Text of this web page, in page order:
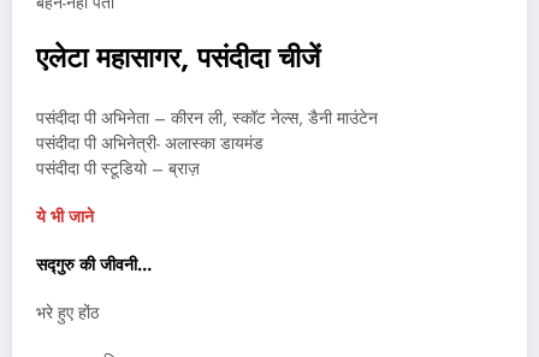
एलेटा महासागर, पसंदीदा चीजें
पसंदीदा पी अभिनेता – कीरन ली, स्कॉट नेल्स, डैनी माउंटेन
पसंदीदा पी अभिनेत्री- अलास्का डायमंड
पसंदीदा पी स्टूडियो – ब्राज़
ये भी जाने
सद्गुरु की जीवनी…
भरे हुए होंठ